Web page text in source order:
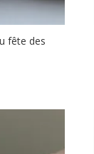
fête des